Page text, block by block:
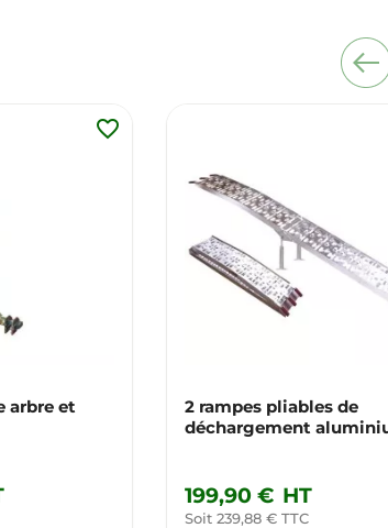
arbre et
favorite_border
2 rampes pliables de
déchargement
199,90 € HT
Soit 239,88 € TTC